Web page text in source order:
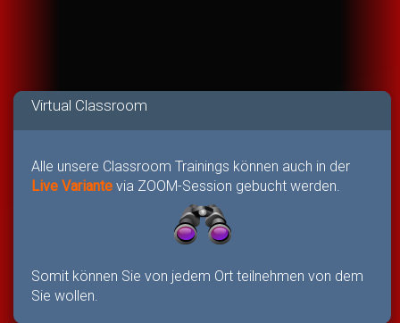
Virtual Classroom
Alle unsere Classroom Trainings können auch in der
Live Variante via ZOOM-Session gebucht werden.
Somit können Sie von jedem Ort teilnehmen von dem
Sie wollen.